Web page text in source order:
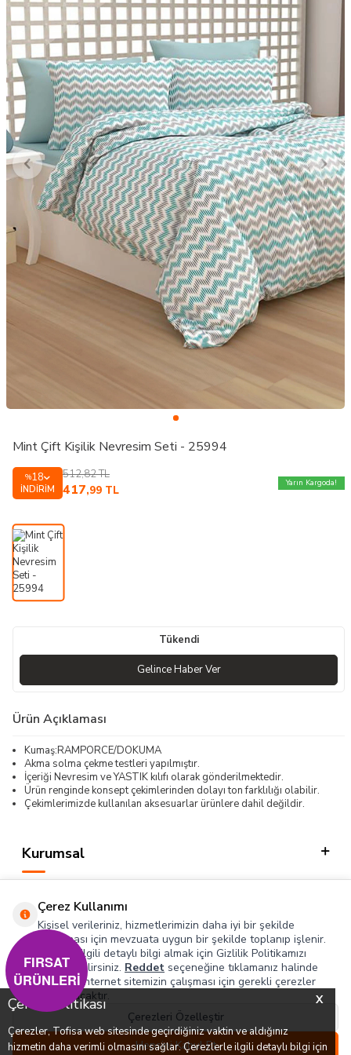
X
Çerez Politikası
Çerezler, Tofisa web sitesinde geçirdiğiniz vaktin ve aldığınız
hizmetin daha verimli olmasını sağlar. Çerezlerle ilgili detaylı bilgi için
0
Mint Çift Kişilik Nevresim Seti - 25994
%18
İNDIRIM
512,82TL
417,99 TL
Yarın Kargoda!
Tükendi
Gelince Haber Ver
Ürün Açıklaması
Kumaş:RAMPORCE/DOKUMA
Akma solma çekme testleri yapılmıştır.
İçeriği Nevresim ve YASTIK kılıfı olarak gönderilmektedir.
Ürün renginde konsept çekimlerinden dolayı ton farklılığı olabilir.
Çekimlerimizde kullanılan aksesuarlar ürünlere dahil değildir.
Kurumsal
Hızlı Erişim
Sosyal
Adres & İletişim
Çerez Kullanımı
Kişisel verileriniz, hizmetlerimizin daha iyi bir şekilde
sunulması için mevzuata uygun bir şekilde toplanıp işlenir.
Konuyla ilgili detaylı bilgi almak için Gizlilik Politikamızı
inceleyebilirsiniz. Reddet seçeneğine tıklamanız halinde
yalnızca internet sitemizin çalışması için gerekli çerezler
kullanılacaktır.
Çerezleri Özelleştir
Hepsini Kabul Et
FIRSAT
ÜRÜNLERİ